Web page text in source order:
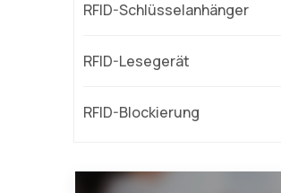
RFID-Schlüsselanhänger
RFID-Lesegerät
RFID-Blockierung